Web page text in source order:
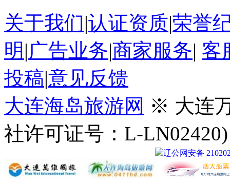
关于我们|认证资质|荣誉
明 |广告业务|商家服务| 客
投稿|意见反馈
大连海岛旅游网 ※ 大连
社许可证号：L-
辽公网安备